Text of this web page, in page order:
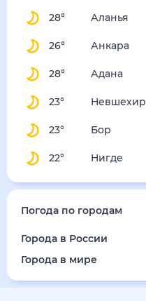
28° Аланья
26° Анкара
28° Адана
23° Невшехир
23° Бор
22° Нигде
Погода по городам
Города в России
Города в мире